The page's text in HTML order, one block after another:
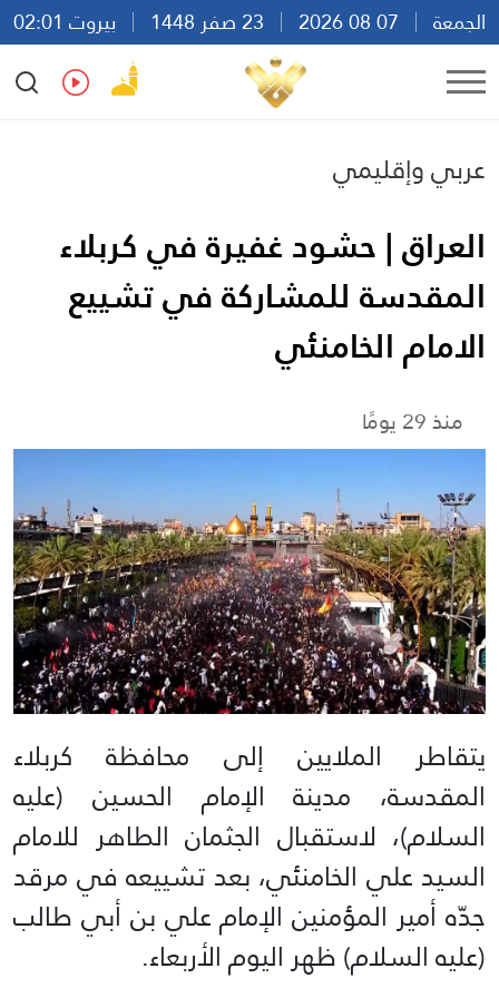
الجمعة
بيروت 02:01
Ar
En Fr Es
عربي وإقليمي
العراق | حشود غفيرة في كربلاء
المقدسة للمشاركة في تشييع
الامام الخامنئي
منذ 29 يومًا
يتقاطر الملايين إلى محافظة كربلاء
المقدسة، مدينة الإمام الحسين (عليه
السلام)، لاستقبال الجثمان الطاهر للامام
السيد علي الخامنئي، بعد تشييعه في مرقد
جدّه أمير المؤمنين الإمام علي بن أبي طالب
(عليه السلام) ظهر اليوم الأربعاء.